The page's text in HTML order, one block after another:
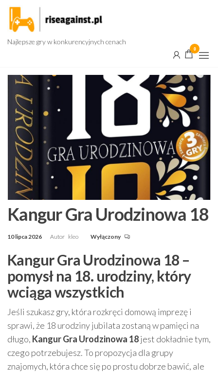
Przejdź
treści
Najlepsze gry w konkurencyjnych cenach
0
Kangur Gra Urodzinowa 18
10 lipca 2026 Autor kleo Wyłączony
Kangur Gra Urodzinowa 18 –
pomysł na 18. urodziny, który
wciąga wszystkich
Jeśli szukasz gry, która rozkręci domową imprezę i
sprawi, że 18 urodziny jubilata zostaną w pamięci na
długo, Kangur Gra Urodzinowa 18jest dokładnie tym,
czego potrzebujesz. To propozycja dla grupy
znajomych, która chce się po prostu dobrze bawić, ale